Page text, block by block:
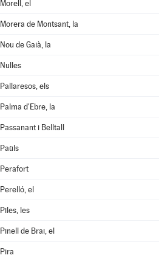
Morell, el
Morera de Montsant, la
Nou de Gaià, la
Nulles
Pallaresos, els
Palma d'Ebre, la
Passanant i Belltall
Paüls
Perafort
Perelló, el
Piles, les
Pinell de Brai, el
Pira